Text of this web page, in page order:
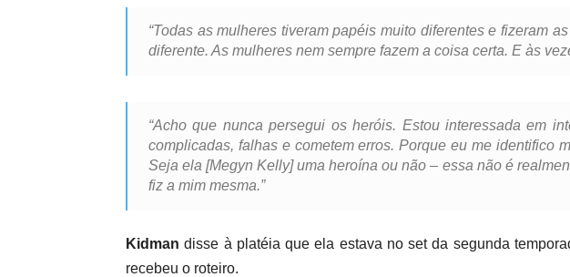
“Todas as mulheres tiveram papéis muito diferentes e fizeram
diferente. As mulheres nem sempre fazem a coisa certa. E às
“Acho que nunca persegui os heróis. Estou interessada em
complicadas, falhas e cometem erros. Porque eu me identifico
Seja ela [Megyn Kelly] uma heroína ou não – essa não é
fiz a mim mesma.”
Kidman disse à platéia que ela estava no set da segunda
recebeu o roteiro.